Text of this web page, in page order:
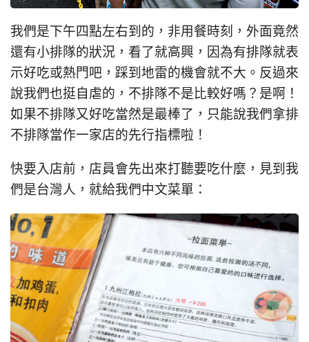
我們是下午四點左右到的，非用餐時刻，外面竟然
還有小排隊的狀況，看了就高興，因為有排隊就表
示好吃或熱門吧，踩到地雷的機會就不大。反過來
說我們也挺自虐的，不排隊不是比較好嗎？是啊！
如果不排隊又好吃當然是最棒了，只能說我們拿排
不排隊當作一家店的先行指標啦！
快要入店前，店員會先出來打聽要吃什麼，見到我
們是台灣人，就給我們中文菜單：